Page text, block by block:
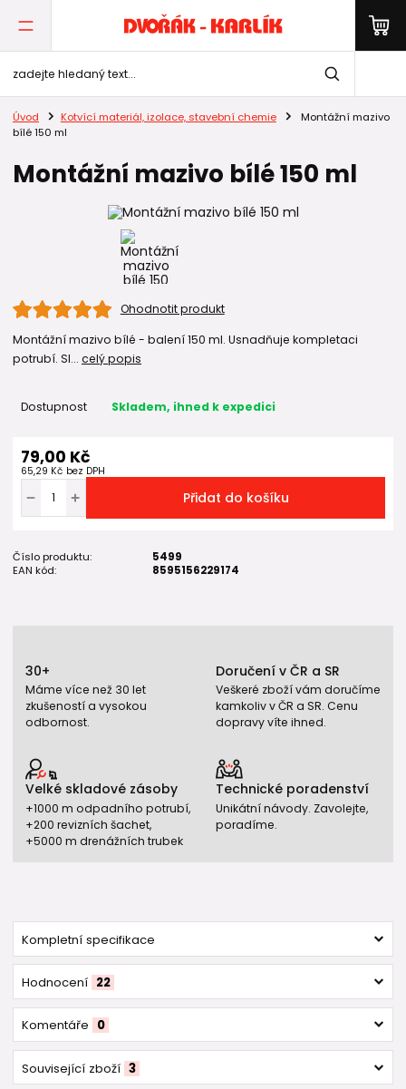
Úvod Kotvící materiál, izolace, stavební chemie
Montážní mazivo
bílé 150 ml
Montážní mazivo bílé 150 ml
Ohodnotit produkt
Montážní mazivo bílé - balení 150 ml. Usnadňuje kompletaci
potrubí. Sl... celý popis
Dostupnost Skladem, ihned k expedici
79,00 Kč
65,29 Kč bez DPH
Přidat do košíku
Číslo produktu:
5499
EAN kód:
8595156229174
30+
Máme více než 30 let
zkušeností a vysokou
odbornost.
Doručení v ČR a SR
Veškeré zboží vám doručíme
kamkoliv v ČR a SR. Cenu
dopravy víte ihned.
Velké skladové zásoby
+1000 m odpadního potrubí,
+200 revizních šachet,
+5000 m drenážních trubek
Technické poradenství
Unikátní návody. Zavolejte,
poradíme.
Kompletní specifikace
Hodnocení 22
Komentáře 0
Související zboží 3